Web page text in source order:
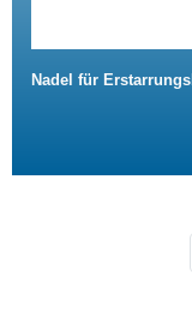
Nadel für